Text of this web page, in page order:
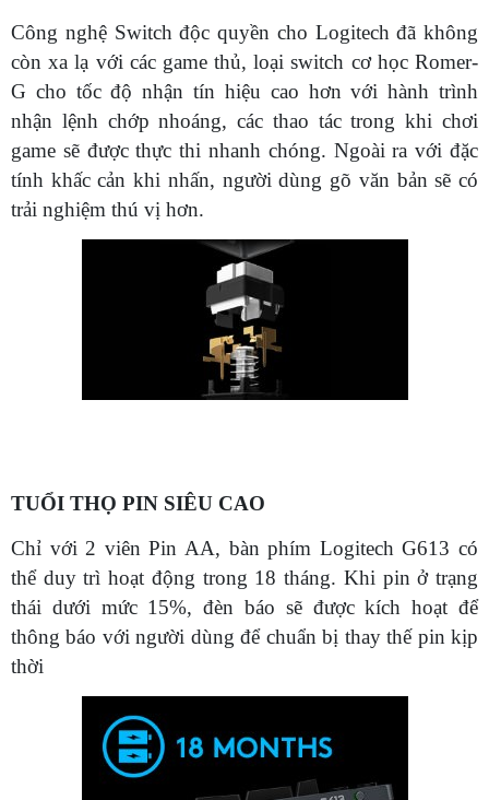
Công nghệ Switch độc quyền cho Logitech đã không
còn xa lạ với các game thủ, loại switch cơ học Romer-
G cho tốc độ nhận tín hiệu cao hơn với hành trình
nhận lệnh chớp nhoáng, các thao tác trong khi chơi
game sẽ được thực thi nhanh chóng. Ngoài ra với đặc
tính khấc cản khi nhấn, người dùng gõ văn bản sẽ có
trải nghiệm thú vị hơn.
TUỔI THỌ PIN SIÊU CAO
Chỉ với 2 viên Pin AA, bàn phím Logitech G613 có
thể duy trì hoạt động trong 18 tháng. Khi pin ở trạng
thái dưới mức 15%, đèn báo sẽ được kích hoạt để
thông báo với người dùng để chuẩn bị thay thế pin kịp
thời